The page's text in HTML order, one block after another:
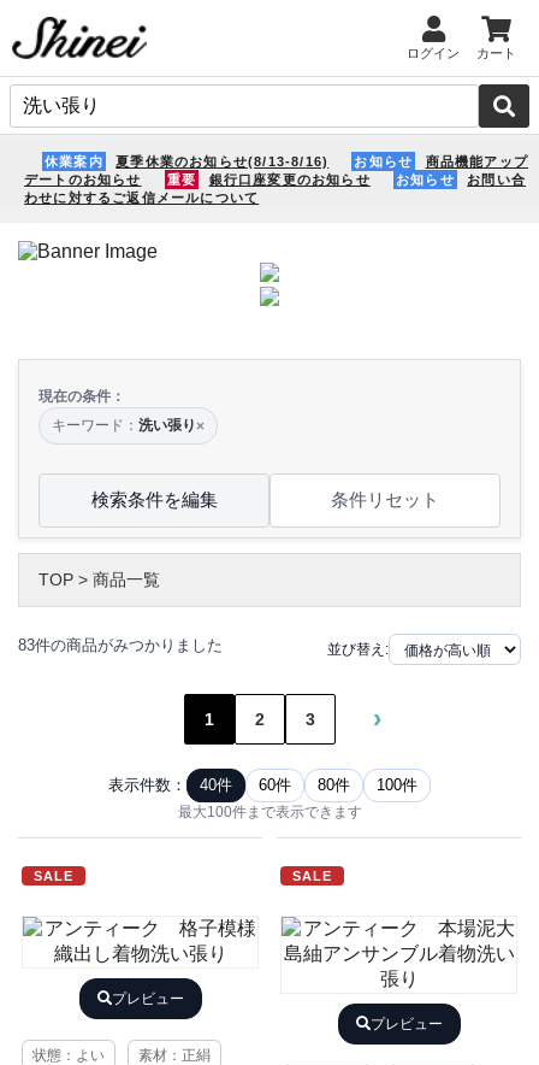
ログイン カート
休業案内 夏季休業のお知らせ(8/13-8/16) お知らせ
商品機能アップ
デートのお知らせ
重要 銀行口座変更のお知らせ お知らせ
お問い合
わせに対するご返信メールについて
現在の条件：
キーワード： 洗い張り×
検索条件を編集 条件リセット
TOP > 商品一覧
83件の商品がみつかりました 並び替え:
1 2 3 ›
表示件数： 40件 60件 80件 100件
最大100件まで表示できます
SALE
プレビュー
状態：よい 素材：正絹
SALE
プレビュー